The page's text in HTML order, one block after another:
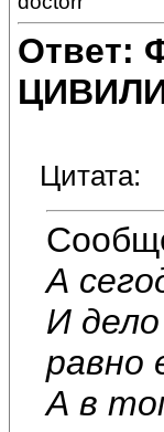
Ответ:
Цитата:
А
И
равно
А в